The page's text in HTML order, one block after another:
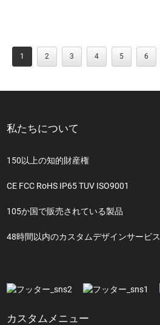
1 2 3 4 5 6
私たちについて
150以上の知的財産権
CE FCC RoHS IP65 TUV ISO9001
105か国で販売されている製品
48時間以内のカスタムデザインサービス
カスタムメニュー